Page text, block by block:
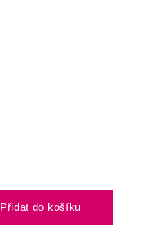
Přidat do košíku